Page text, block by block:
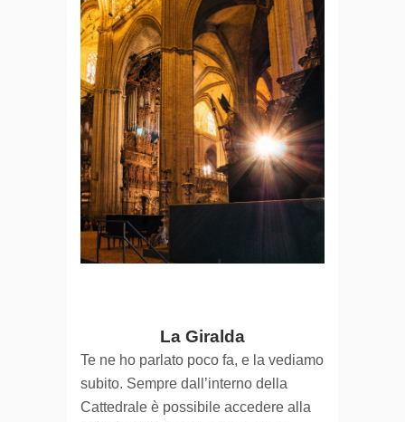
La Giralda
Te ne ho parlato poco fa, e la vediamo
subito. Sempre dall’interno della
Cattedrale è possibile accedere alla